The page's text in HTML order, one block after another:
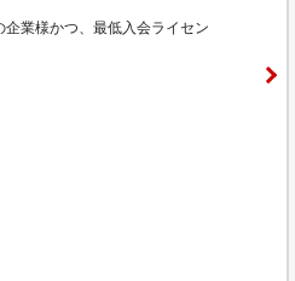
業様かつ、最低入会ライセン